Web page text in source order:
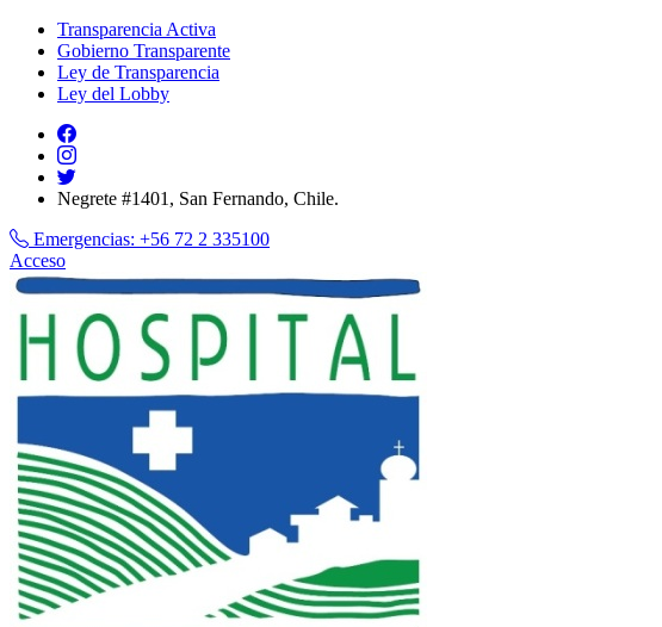
Transparencia Activa
Gobierno Transparente
Ley de Transparencia
Ley del Lobby
Negrete #1401, San Fernando, Chile.
Emergencias: +56 72 2 335100
Acceso